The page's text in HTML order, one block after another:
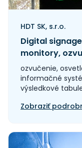
HDT SK, s.r.o.
Digital
monitory,
ozvučenie,
informačné
výsledkové
Zobraziť